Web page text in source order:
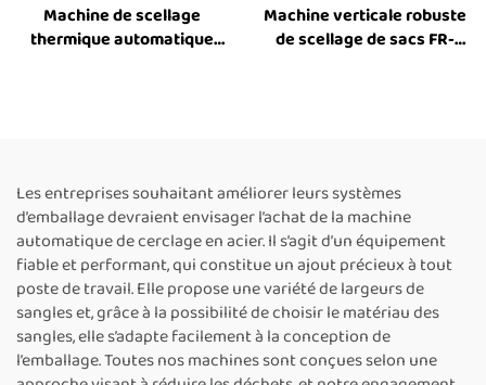
Machine de scellage
thermique automatique
scellage thermique pour
sacs plastique
Machine verticale robuste
de scellage de sacs FR-
de sacs en plastique,
machine de scellage
thermique pour sacs
alimentaires, machine
automatique de scellage
continu
Les entreprises souhaitant améliorer leurs systèmes
d’emballage devraient envisager l’achat de la machine
automatique de cerclage en acier. Il s’agit d’un équipement
fiable et performant, qui constitue un ajout précieux à tout
poste de travail. Elle propose une variété de largeurs de
sangles et, grâce à la possibilité de choisir le matériau des
sangles, elle s’adapte facilement à la conception de
l’emballage. Toutes nos machines sont conçues selon une